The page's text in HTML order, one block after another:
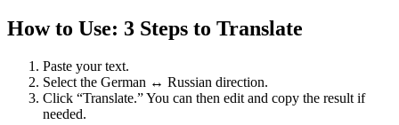
How to Use: 3 Steps to Translate
Paste your text.
Select the German ↔ Russian direction.
Click “Translate.” You can then edit and copy the result if
needed.